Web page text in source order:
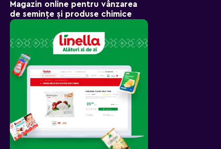
Magazin online pentru vânzarea
de semințe și produse chimice